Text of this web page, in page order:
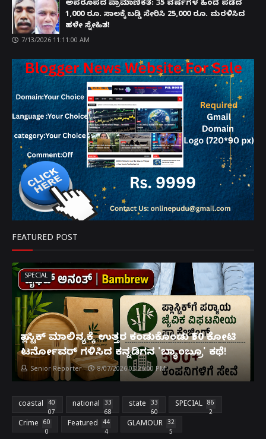
ಅಪರೂಪದ ಪ್ರಾಮಾಣಿಕತೆ: 35 ವರ್ಷಗಳ ಹಿಂದೆ ಪಡೆದ
1,000 ರೂ. ಸಾಲಕ್ಕೆ ಬಡ್ಡಿ ಸೇರಿಸಿ 25,000 ರೂ. ಮರಳಿಸಿದ
ಹಳೇ ಸ್ನೇಹಿತ!
7/13/2026 11:11:00 AM
FEATURED POST
SPECIAL
ಪ್ಲಾಸ್ಟಿಕ್ ಮಾಲಿನ್ಯಕ್ಕೆ ಉತ್ತರ ಕಂಡುಕೊಂಡು ₹50 ಕೋಟಿ
ಟರ್ನೋವರ್ ಗಳಿಸಿದ ಕನ್ನಡಿಗನ 'ಬ್ಯಾಂಬ್ರೂ' ಕಥೆ!
Senior Reporter 8/07/2026 03:26:00 PM
coastal
40
07
national
33
68
state
33
60
SPECIAL
86
2
Crime
60
0
Featured
44
4
GLAMOUR
32
5